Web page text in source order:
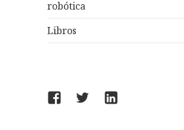
robótica
Libros
FacebookTwitterLinkedIn